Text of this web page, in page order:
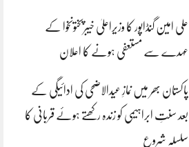
علی امین گنڈاپور کا وزیراعلیٰ خیبرپختونخوا کے
عہدے سے مستعفی ہونے کا اعلان
پاکستان بھر میں نمازِ عیدالاضحی کی ادائیگی کے
بعد سنتِ ابراہیمی کو زندہ رکھتے ہوئے قربانی کا
سلسلہ شروع